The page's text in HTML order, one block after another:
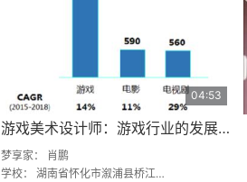
04:53
游戏美术设计师：游戏行业的发展指引
梦享家：
肖鹏
学校： 湖南省怀化市溆浦县桥江大湾学校